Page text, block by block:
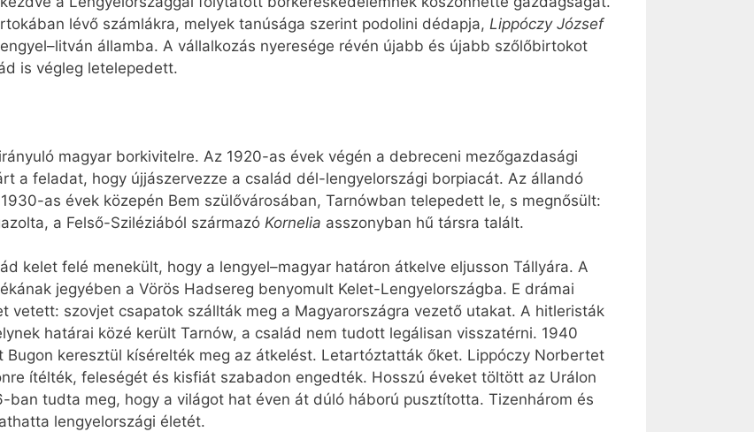
lévő számlákra, melyek tanúsága szerint podolini dédapja, Lippóczy József
államba. A vállalkozás nyeresége révén újabb és újabb szőlőbirtokot
is végleg letelepedett.
magyar borkivitelre. Az 1920-as évek végén a debreceni mezőgazdasági
a feladat, hogy újjászervezze a család dél-lengyelországi borpiacát. Az állandó
as évek közepén Bem szülővárosában, Tarnówban telepedett le, s megnősült:
a Felső-Sziléziából származó Kornelia asszonyban hű társra talált.
kelet felé menekült, hogy a lengyel–magyar határon átkelve eljusson Tállyára. A
jegyében a Vörös Hadsereg benyomult Kelet-Lengyelországba. E drámai
vetett: szovjet csapatok szállták meg a Magyarországra vezető utakat. A hitleristák
határai közé került Tarnów, a család nem tudott legálisan visszatérni. 1940
keresztül kísérelték meg az átkelést. Letartóztatták őket. Lippóczy Norbertet
ítélték, feleségét és kisfiát szabadon engedték. Hosszú éveket töltött az Urálon
ban tudta meg, hogy a világot hat éven át dúló háború pusztította. Tizenhárom és
lengyelországi életét.